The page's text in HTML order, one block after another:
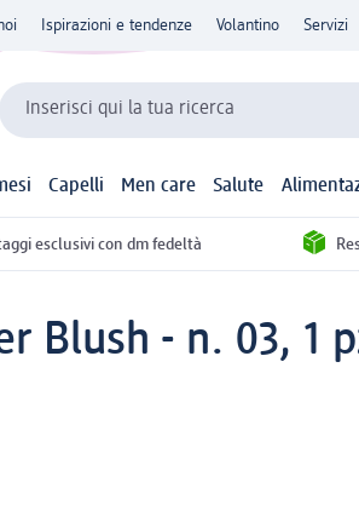
Ispirazioni e tendenze Volantino Servizi
Inserisci qui la tua ricerca
Capelli Men care Salute
esclusivi con dm fedeltà
Blush - n. 03, 1